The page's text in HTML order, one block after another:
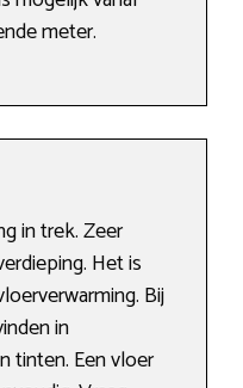
meter.
in trek. Zeer
Het is
Bij
in
tinten. Een vloer